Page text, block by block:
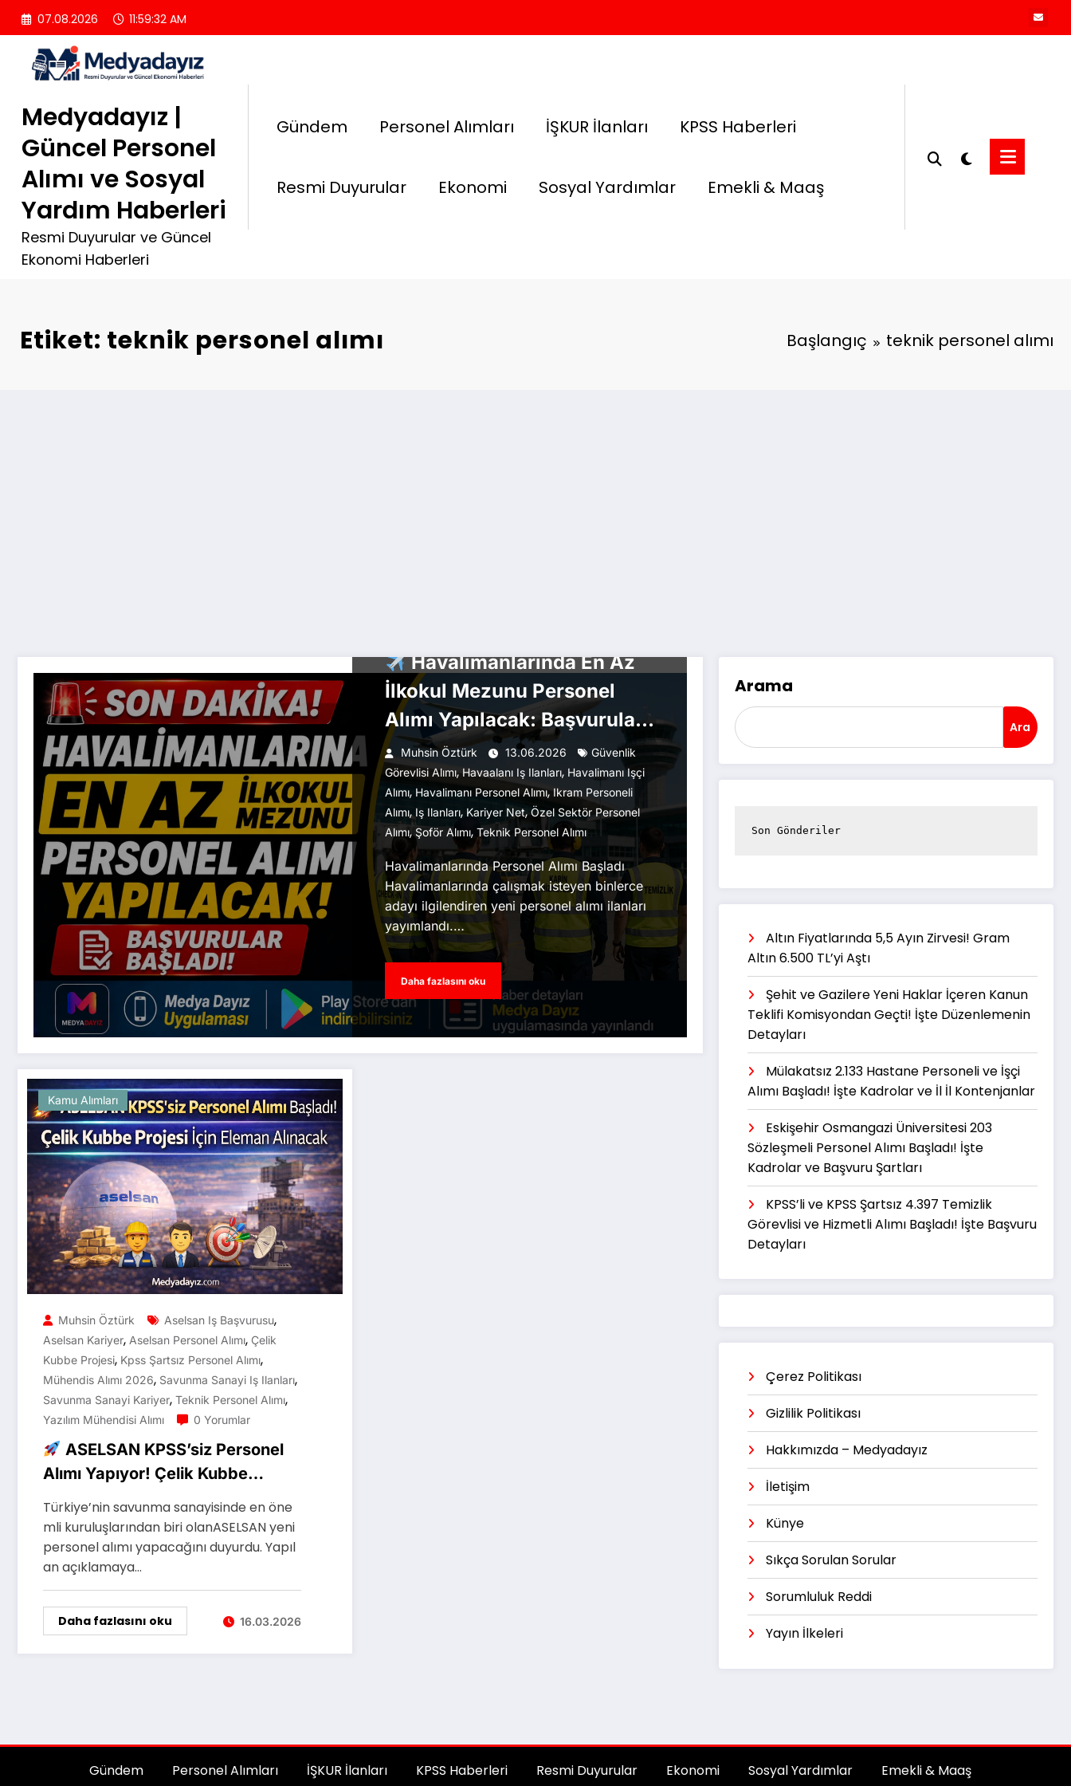
İçeriğe
atla
07.08.2026 11:59:33 AM
Medyadayız |
Güncel Personel
Alımı ve Sosyal
Yardım Haberleri
Resmi Duyurular ve Güncel
Ekonomi Haberleri
Gündem Personel Alımları İŞKUR İlanları KPSS Haberleri
Resmi Duyurular Ekonomi Sosyal Yardımlar Emekli & Maaş
Etiket: teknik personel alımı Başlangıç teknik personel alımı
Havalimanlarında En Az
İlkokul Mezunu Personel
Alımı Yapılacak: Başvurular
Başladı
Muhsin Öztürk 13.06.2026
Güvenlik
Görevlisi Alımı, Havaalanı Iş Ilanları, Havalimanı Işçi
Alımı, Havalimanı Personel Alımı,Ikram Personeli
Alımı,Iş Ilanları, Kariyer Net, Özel Sektör Personel
Alımı,Şoför Alımı, Teknik Personel Alımı
Havalimanlarında Personel Alımı Başladı
Havalimanlarında çalışmak isteyen binlerce
adayı ilgilendiren yeni personel alımı ilanları
yayımlandı.…
Daha fazlasını oku
Kamu Alımları
Muhsin Öztürk Aselsan Iş Başvurusu,
Aselsan Kariyer, Aselsan Personel Alımı, Çelik
Kubbe Projesi, Kpss Şartsız Personel Alımı,
Mühendis Alımı 2026, Savunma Sanayi Iş Ilanları,
Savunma Sanayi Kariyer, Teknik Personel Alımı,
Yazılım Mühendisi Alımı 0 Yorumlar
ASELSAN KPSS’siz Personel
Alımı Yapıyor! Çelik Kubbe
Projesi İçin Yeni Kadrolar Açıldı
Türkiye’nin savunma sanayisinde en öne
mli kuruluşlarından biri olanASELSAN yeni
personel alımı yapacağını duyurdu. Yapıl
an açıklamaya…
Daha fazlasını oku 16.03.2026
Arama
Ara
Son Gönderiler
Altın Fiyatlarında 5,5 Ayın Zirvesi! Gram
Altın 6.500 TL’yi Aştı
Şehit ve Gazilere Yeni Haklar İçeren Kanun
Teklifi Komisyondan Geçti! İşte Düzenlemenin
Detayları
Mülakatsız 2.133 Hastane Personeli ve İşçi
Alımı Başladı! İşte Kadrolar ve İl İl Kontenjanlar
Eskişehir Osmangazi Üniversitesi 203
Sözleşmeli Personel Alımı Başladı! İşte
Kadrolar ve Başvuru Şartları
KPSS’li ve KPSS Şartsız 4.397 Temizlik
Görevlisi ve Hizmetli Alımı Başladı! İşte Başvuru
Detayları
Çerez Politikası
Gizlilik Politikası
Hakkımızda – Medyadayız
İletişim
Künye
Sıkça Sorulan Sorular
Sorumluluk Reddi
Yayın İlkeleri
Gündem Personel Alımları İŞKUR İlanları KPSS Haberleri Resmi Duyurular Ekonomi Sosyal Yardımlar Emekli & Maaş